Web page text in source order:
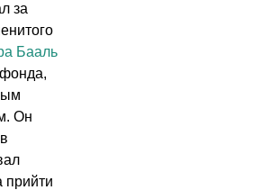
за
Бааль
Он
прийти